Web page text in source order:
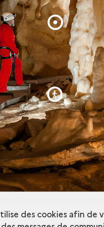
Visite
virtuelle
des cookies afin de